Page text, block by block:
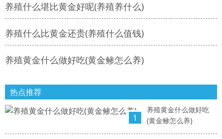
养殖什么堪比黄金好呢(养殖养什么)
养殖什么比黄金还贵(养殖什么值钱)
养殖黄金什么做好吃(黄金鲹怎么养)
热点推荐
1
养殖黄金什么做好吃
(黄金鲹怎么养)